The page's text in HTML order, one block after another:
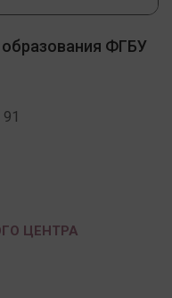
ФГБУ
ЦЕНТРА